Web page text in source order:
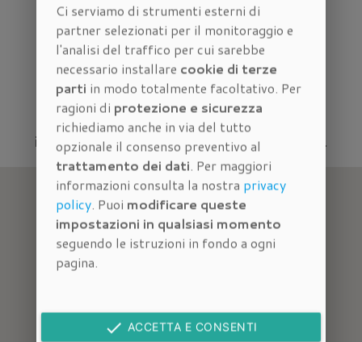
Dove siamo
Vieni a trovarci nella nostraagenzia
immobiliare vicino Piazza Della Vittoria .
Ci serviamo di strumenti esterni di
partner selezionati per il monitoraggio e
l'analisi del traffico per cui sarebbe
necessario installare cookie di terze
parti in modo totalmente facoltativo. Per
ragioni di protezione e sicurezza
richiediamo anche in via del tutto
opzionale il consenso preventivo al
trattamento dei dati. Per maggiori
informazioni consulta la nostra privacy
policy. Puoi modificare queste
impostazioni in qualsiasi momento
seguendo le istruzioni in fondo a ogni
pagina.
done ACCETTA E CONSENTI